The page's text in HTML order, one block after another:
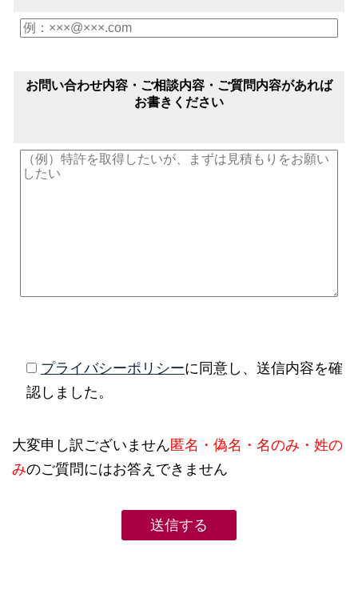
お問い合わせ内容・ご相談内容・ご質問内容があれば
お書きください
プライバシーポリシーに同意し、送信内容を確
認しました。
大変申し訳ございません匿名・偽名・名のみ・姓の
みのご質問にはお答えできません